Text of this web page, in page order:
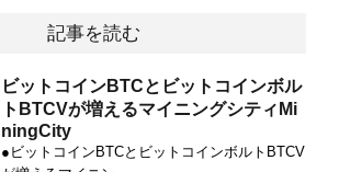
記事を読む
ビットコインBTCとビットコインボル
トBTCVが増えるマイニングシティMi
ningCity
●ビットコインBTCとビットコインボルトBTCV